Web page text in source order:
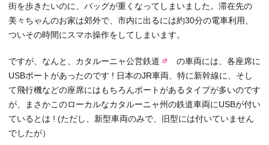
街を歩きたいのに、バッグが重くなってしまいました。滞在先の
美々ちゃんのお家は郊外で、市内に出るには約30分の電車利用、
ついその時間にスマホ操作をしてしまいます。
ですが、なんと、 カタルーニャ公営鉄道
の車両には、各座席に
USBポートがあったのです ! 日本のJR車両、特に新幹線に、そし
て飛行機などの座席にはもちろんポートがあるタイプが多いのです
が、まさかこのローカルなカタルーニャ州の鉄道車両にUSBが付い
ているとは ! (ただし、新型車両のみで、旧型には付いていません
でしたが）